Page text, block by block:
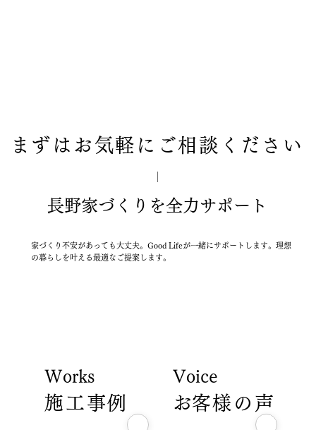
まずはお気軽にご相談ください
長野家づくりを全力サポート
家づくり不安があっても大丈夫。Good Lifeが一緒にサポートします。理想
の暮らしを叶える最適なご提案します。
Works
施工事例
Voice
​お客様の声